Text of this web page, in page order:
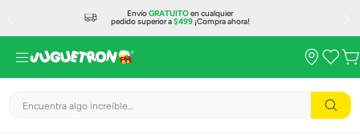
EnvíoGRATUITOen cualquier
pedido superior a$499¡Compra ahora!
Encuentra algo increíble...